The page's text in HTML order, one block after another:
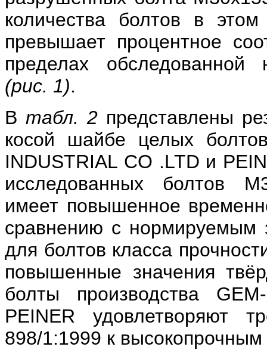
количества болтов в
превышает процентное
пределах обследованной
(рис. 1).
В табл. 2представлены
косой шайбе целых
INDUSTRIAL CO .LTD и
исследованных болтов
имеет повышенное
сравнению с
для болтов класса
повышенные значения
болты производства
PEINER удовлетворяют
898/1:1999 к